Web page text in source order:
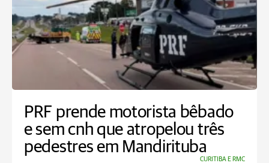
PRF prende motorista bêbado
e sem cnh que atropelou três
pedestres em Mandirituba
CURITIBA E RMC